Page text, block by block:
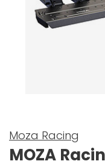
Moza Racing
MOZA